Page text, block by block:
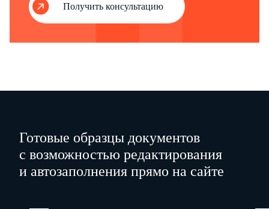
Петров
М.П.
Получить консультацию
Готовые образцы документов
с возможностью редактирования
и автозаполнения прямо на сайте